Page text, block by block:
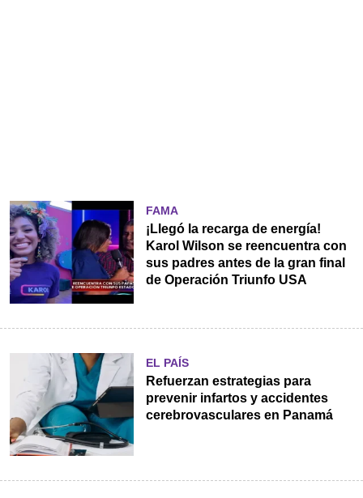
FAMA
¡Llegó la recarga de energía!
Karol Wilson se reencuentra con
sus padres antes de la gran final
de Operación Triunfo USA
EL PAÍS
Refuerzan estrategias para
prevenir infartos y accidentes
cerebrovasculares en Panamá